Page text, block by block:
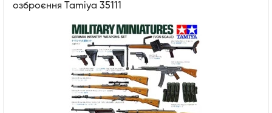
озброєння Tamiya 35111